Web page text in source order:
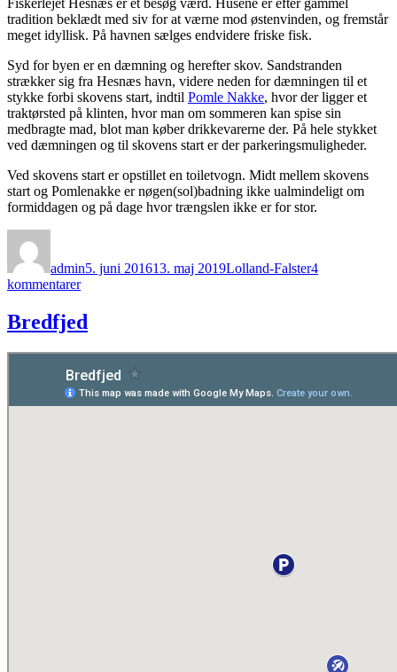
Fiskerlejet Hesnæs er et besøg værd. Husene er efter gammel
tradition beklædt med siv for at værne mod østenvinden, og fremstår
meget idyllisk. På havnen sælges endvidere friske fisk.
Syd for byen er en dæmning og herefter skov. Sandstranden
strækker sig fra Hesnæs havn, videre neden for dæmningen til et
stykke forbi skovens start, indtil Pomle Nakke, hvor der ligger et
traktørsted på klinten, hvor man om sommeren kan spise sin
medbragte mad, blot man køber drikkevarerne der. På hele stykket
ved dæmningen og til skovens start er der parkeringsmuligheder.
Ved skovens start er opstillet en toiletvogn. Midt mellem skovens
start og Pomlenakke er nøgen(sol)badning ikke ualmindeligt om
formiddagen og på dage hvor trængslen ikke er for stor.
admin5. juni 201613. maj 2019Lolland-Falster4
kommentarertil
Vig
Bredfjed